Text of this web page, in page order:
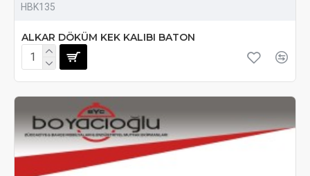
HBK135
ALKAR DÖKÜM KEK KALIBI BATON